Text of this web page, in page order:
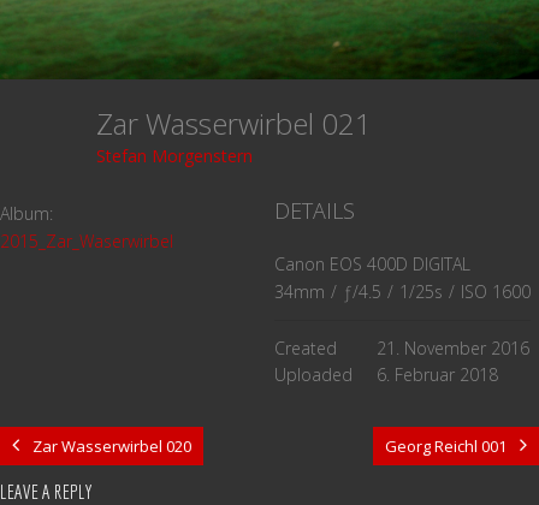
Zar Wasserwirbel 021
Stefan Morgenstern
Album:
2015_Zar_Waserwirbel
DETAILS
Canon EOS 400D DIGITAL
34mm / ƒ/4.5 / 1/25s / ISO 1600
Created
21. November 2016
Uploaded
6. Februar 2018
Zar Wasserwirbel 020 Georg Reichl 001
LEAVE A REPLY